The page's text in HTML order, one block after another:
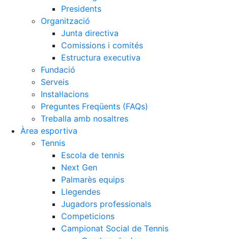
Presidents
Organització
Junta directiva
Comissions i comités
Estructura executiva
Fundació
Serveis
Instal·lacions
Preguntes Freqüents (FAQs)
Treballa amb nosaltres
Àrea esportiva
Tennis
Escola de tennis
Next Gen
Palmarès equips
Llegendes
Jugadors professionals
Competicions
Campionat Social de Tennis